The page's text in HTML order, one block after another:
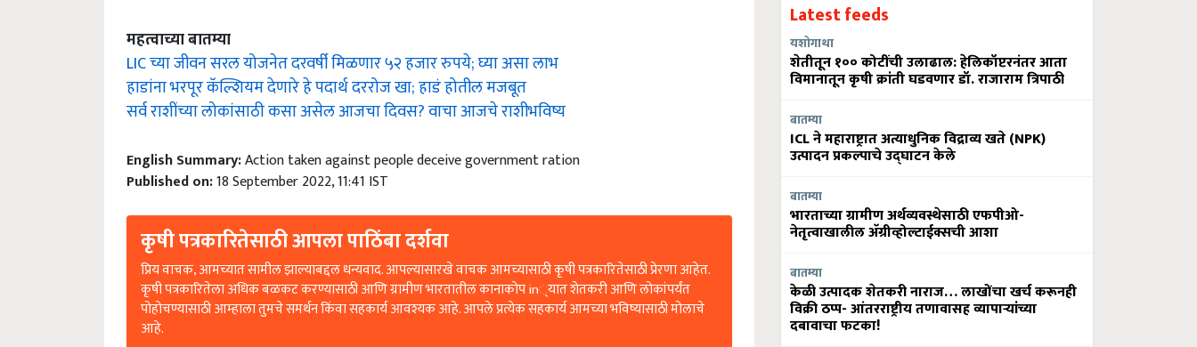
महत्वाच्या बातम्या
LIC च्या जीवन सरल योजनेत दरवर्षी मिळणार ५२ हजार रुपये; घ्या असा लाभ
हाडांना भरपूर कॅल्शियम देणारे हे पदार्थ दररोज खा; हाडं होतील मजबूत
सर्व राशींच्या लोकांसाठी कसा असेल आजचा दिवस? वाचा आजचे राशीभविष्य
English Summary: Action taken against people deceive government ration
Published on:18 September 2022, 11:41 IST
कृषी पत्रकारितेसाठी आपला पाठिंबा दर्शवा
प्रिय वाचक, आमच्यात सामील झाल्याबद्दल धन्यवाद. आपल्यासारखे वाचक आमच्यासाठी कृषी पत्रकारितेसाठी प्रेरणा आहेत.
कृषी पत्रकारितेला अधिक बळकट करण्यासाठी आणि ग्रामीण भारतातील कानाकोप in्यात शेतकरी आणि लोकांपर्यंत
पोहोचण्यासाठी आम्हाला तुमचे समर्थन किंवा सहकार्य आवश्यक आहे. आपले प्रत्येक सहकार्य आमच्या भविष्यासाठी मोलाचे
आहे.
Latest feeds
यशोगाथा
शेतीतून १०० कोटींची उलाढाल: हेलिकॉप्टरनंतर आता
विमानातून कृषी क्रांती घडवणार डॉ. राजाराम त्रिपाठी
बातम्या
ICL ने महाराष्ट्रात अत्याधुनिक विद्राव्य खते (NPK)
उत्पादन प्रकल्पाचे उद्घाटन केले
बातम्या
भारताच्या ग्रामीण अर्थव्यवस्थेसाठी एफपीओ-
नेतृत्वाखालील अ‍ॅग्रीव्होल्टाईक्सची आशा
बातम्या
केळी उत्पादक शेतकरी नाराज… लाखोंचा खर्च करूनही
विक्री ठप्प- आंतरराष्ट्रीय तणावासह व्यापाऱ्यांच्या
दबावाचा फटका!